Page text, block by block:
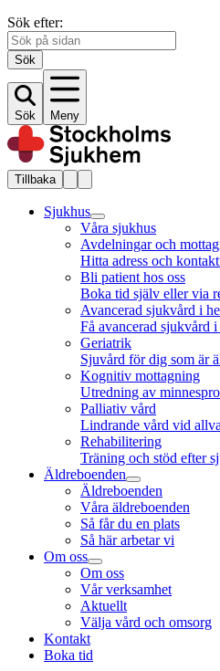
Sök efter:
Sök
Sök Meny
Tillbaka
Sjukhus
Våra sjukhus
Avdelningar och
Hitta adress och
Bli patient hos oss
Boka tid själv eller via
Avancerad sjukvård i
Få avancerad sjukvård
Geriatrik
Sjuvård för dig som är
Kognitiv mottagning
Utredning av
Palliativ vård
Lindrande vård vid
Rehabilitering
Träning och stöd efter
Äldreboenden
Äldreboenden
Våra äldreboenden
Så får du en plats
Så här arbetar vi
Om oss
Om oss
Vår verksamhet
Aktuellt
Välja vård och omsorg
Kontakt
Boka tid